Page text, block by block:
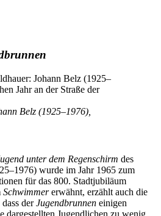
Belz (1925–1976),
unter dem Regenschirm des
wurde im Jahr 1965 zum
für das 800. Stadtjubiläum
Schwimmererwähnt, erzählt auch die
derJugendbrunnen einigen
dargestellten Jugendlichen zu wenig